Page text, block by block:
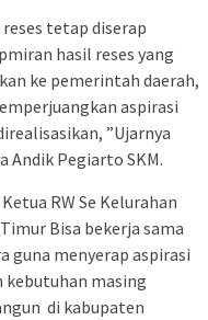
tetap diserap
hasil reses yang
ke pemerintah daerah,
aspirasi
”Ujarnya
Andik Pegiarto SKM.
RW Se Kelurahan
Bisa bekerja sama
guna menyerap aspirasi
kebutuhan masing
di kabupaten